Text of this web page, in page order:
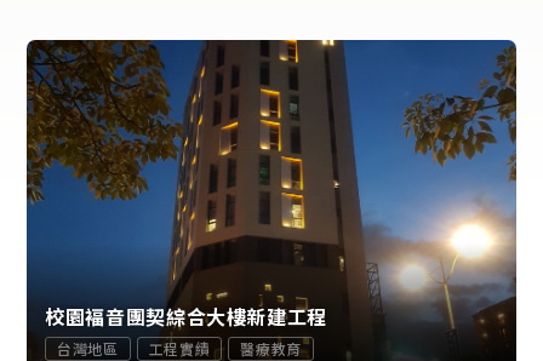
校園褔音團契綜合大樓新建工程
台灣地區 工程實績 醫療教育